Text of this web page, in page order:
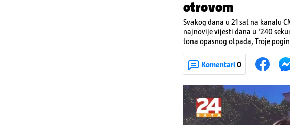
otrovom
Svakog dana u 21 sat na kanalu
najnovije vijesti dana u '240
tona opasnog otpada, Troje
Komentari 0